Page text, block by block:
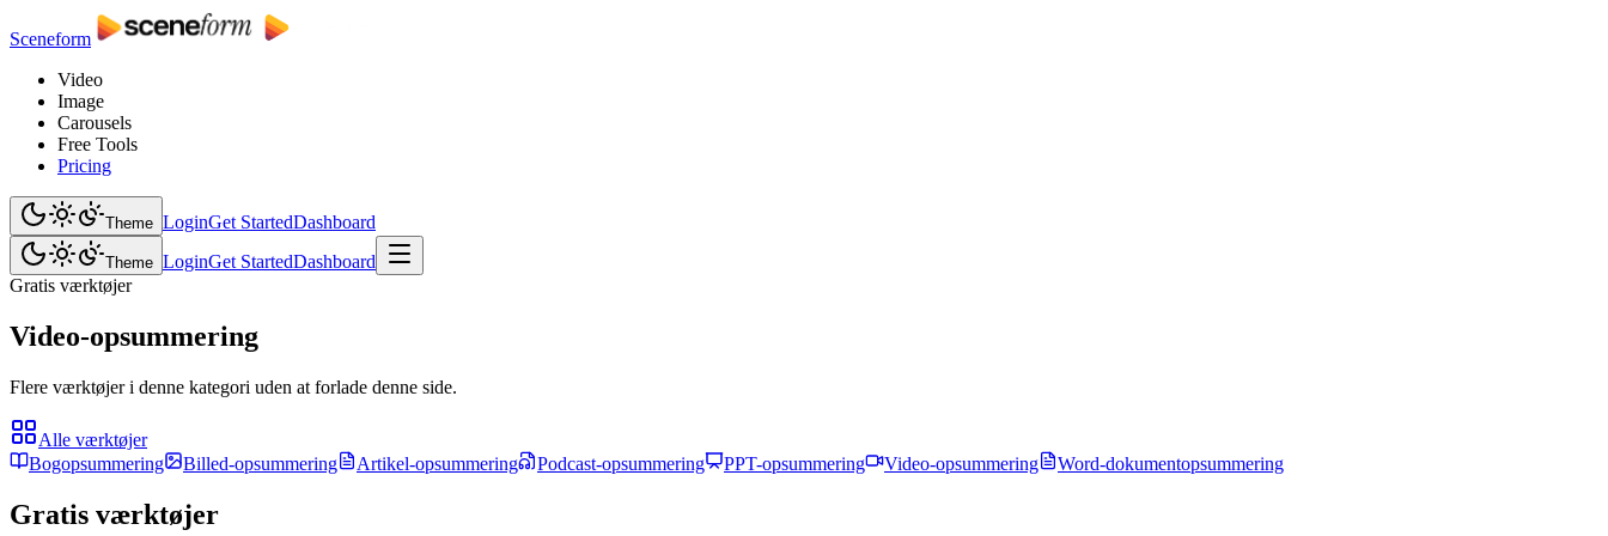
Sceneform
Video
Image
Carousels
Free Tools
Pricing
Theme LoginGet StartedDashboard
Theme LoginGet StartedDashboard
Gratis værktøjer
Video-opsummering
Flere værktøjer i denne kategori uden at forlade denne side.
Alle værktøjer
Bogopsummering
Billed-opsummering Artikel-opsummering Podcast-opsummering PPT-opsummering Video-opsummering Word-dokumentopsummering
Gratis værktøjer